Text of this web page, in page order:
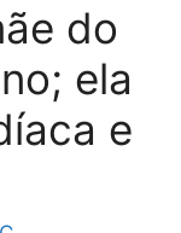
do
ela
e